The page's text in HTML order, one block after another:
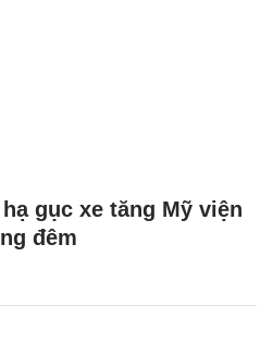
gục xe tăng Mỹ viện
đêm